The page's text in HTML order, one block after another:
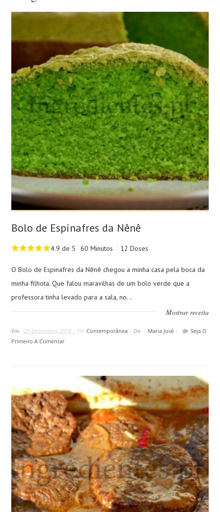
Bolo de Espinafres da Nênê
4.9 de 5 60 Minutos 12 Doses
O Bolo de Espinafres da Nênê chegou a minha casa pela boca da
minha filhota. Que falou maravilhas de um bolo verde que a
professora tinha levado para a sala, no...
Mostrar receita
Em 25 Dezembro, 2018 | Em Contemporânea| De Maria José|
Seja O
Primeiro A Comentar